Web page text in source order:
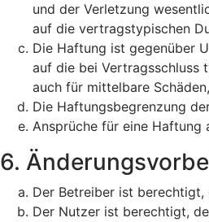
und der Verletzung
auf die vertragstypischen
Die Haftung ist gegenüber
auf die bei Vertragsschluss
auch für mittelbare
Die Haftungsbegrenzung
Ansprüche für eine Haftung
6.
Der Betreiber ist
Der Nutzer ist berechtigt,